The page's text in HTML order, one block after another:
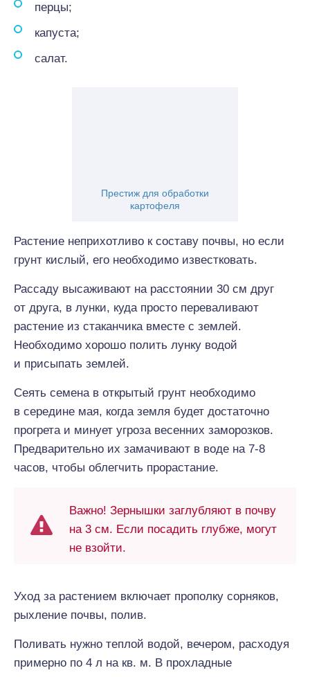
перцы;
капуста;
салат.
Престиж для обработки
картофеля
Растение неприхотливо к составу почвы, но если
грунт кислый, его необходимо известковать.
Рассаду высаживают на расстоянии 30 см друг
от друга, в лунки, куда просто переваливают
растение из стаканчика вместе с землей.
Необходимо хорошо полить лунку водой
и присыпать землей.
Сеять семена в открытый грунт необходимо
в середине мая, когда земля будет достаточно
прогрета и минует угроза весенних заморозков.
Предварительно их замачивают в воде на 7-8
часов, чтобы облегчить прорастание.
Важно! Зернышки заглубляют в почву
на 3 см. Если посадить глубже, могут
не взойти.
Уход за растением включает прополку сорняков,
рыхление почвы, полив.
Поливать нужно теплой водой, вечером, расходуя
примерно по 4 л на кв. м. В прохладные